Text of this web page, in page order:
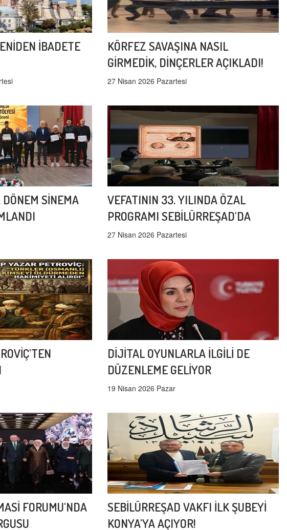
İBADETE
KÖRFEZ SAVAŞINA NASIL
GİRMEDİK, DİNÇERLER AÇIKLADI!
27 Nisan 2026 Pazartesi
SİNEMA
VEFATININ 33. YILINDA ÖZAL
PROGRAMI SEBİLÜRREŞAD'DA
27 Nisan 2026 Pazartesi
DİJİTAL OYUNLARLA İLGİLİ DE
DÜZENLEME GELİYOR
19 Nisan 2026 Pazar
FORUMU'NDA
SEBİLÜRREŞAD VAKFI İLK ŞUBEYİ
KONYA'YA AÇIYOR!